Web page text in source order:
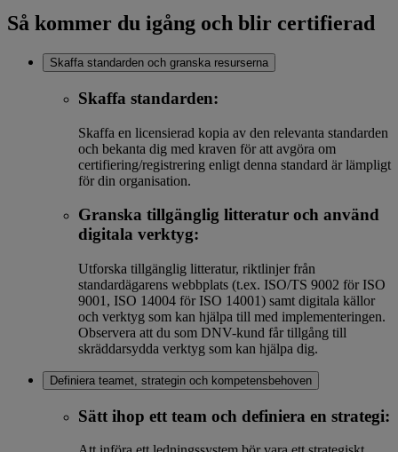
Så kommer du igång och blir certifierad
Skaffa standarden och granska resurserna
Skaffa standarden:
Skaffa en licensierad kopia av den relevanta standarden
och bekanta dig med kraven för att avgöra om
certifiering/registrering enligt denna standard är lämpligt
för din organisation.
Granska tillgänglig litteratur och använd
digitala verktyg:
Utforska tillgänglig litteratur, riktlinjer från
standardägarens webbplats (t.ex. ISO/TS 9002 för ISO
9001, ISO 14004 för ISO 14001) samt digitala källor
och verktyg som kan hjälpa till med implementeringen.
Observera att du som DNV-kund får tillgång till
skräddarsydda verktyg som kan hjälpa dig.
Definiera teamet, strategin och kompetensbehoven
Sätt ihop ett team och definiera en strategi: